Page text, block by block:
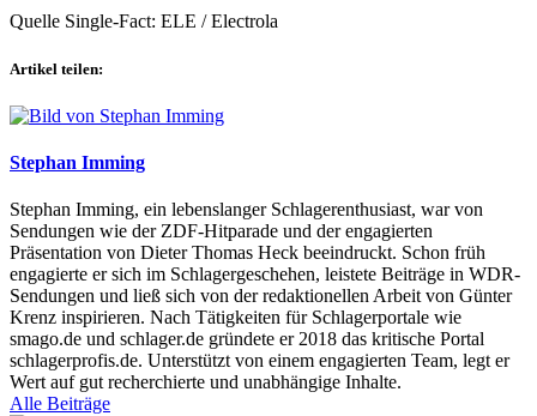
Quelle Single-Fact: ELE / Electrola
Artikel teilen:
Stephan Imming
Stephan Imming, ein lebenslanger Schlagerenthusiast, war von
Sendungen wie der ZDF-Hitparade und der engagierten
Präsentation von Dieter Thomas Heck beeindruckt. Schon früh
engagierte er sich im Schlagergeschehen, leistete Beiträge in WDR-
Sendungen und ließ sich von der redaktionellen Arbeit von Günter
Krenz inspirieren. Nach Tätigkeiten für Schlagerportale wie
smago.de und schlager.de gründete er 2018 das kritische Portal
schlagerprofis.de. Unterstützt von einem engagierten Team, legt er
Wert auf gut recherchierte und unabhängige Inhalte.
Alle Beiträge